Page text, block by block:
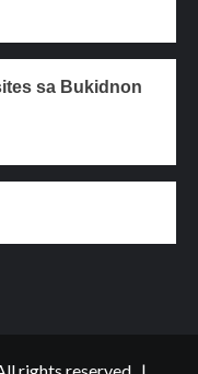
sa Bukidnon